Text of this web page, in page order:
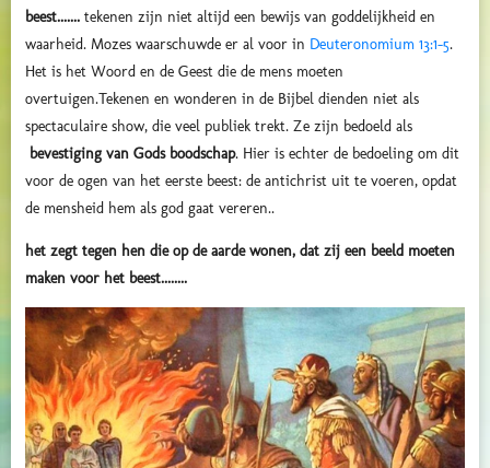
beest....... tekenen zijn niet altijd een bewijs van goddelijkheid en
waarheid. Mozes waarschuwde er al voor in Deuteronomium 13:1-5.
Het is het Woord en de Geest die de mens moeten
overtuigen.Tekenen en wonderen in de Bijbel dienden niet als
spectaculaire show, die veel publiek trekt. Ze zijn bedoeld als
bevestiging van Gods boodschap. Hier is echter de bedoeling om dit
voor de ogen van het eerste beest: de antichrist uit te voeren, opdat
de mensheid hem als god gaat vereren..
het zegt tegen hen die op de aarde wonen, dat zij een beeld moeten
maken voor het beest........